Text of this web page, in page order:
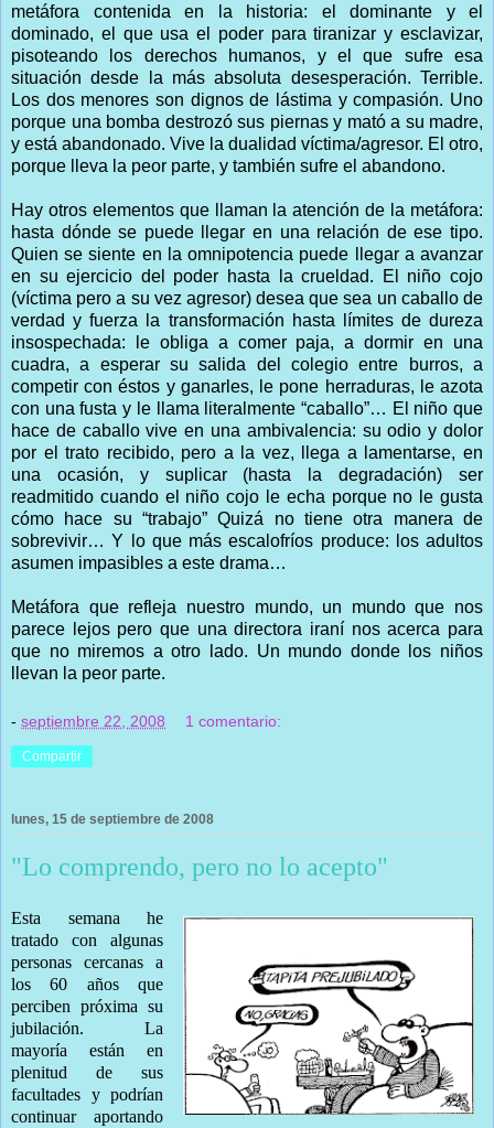
metáfora contenida en la historia: el dominante y el
dominado, el que usa el poder para tiranizar y esclavizar,
pisoteando los derechos humanos, y el que sufre esa
situación desde la más absoluta desesperación. Terrible.
Los dos menores son dignos de lástima y compasión. Uno
porque una bomba destrozó sus piernas y mató a su madre,
y está abandonado. Vive la dualidad víctima/agresor. El otro,
porque lleva la peor parte, y también sufre el abandono.
Hay otros elementos que llaman la atención de la metáfora:
hasta dónde se puede llegar en una relación de ese tipo.
Quien se siente en la omnipotencia puede llegar a avanzar
en su ejercicio del poder hasta la crueldad. El niño cojo
(víctima pero a su vez agresor) desea que sea un caballo de
verdad y fuerza la transformación hasta límites de dureza
insospechada: le obliga a comer paja, a dormir en una
cuadra, a esperar su salida del colegio entre burros, a
competir con éstos y ganarles, le pone herraduras, le azota
con una fusta y le llama literalmente “caballo”… El niño que
hace de caballo vive en una ambivalencia: su odio y dolor
por el trato recibido, pero a la vez, llega a lamentarse, en
una ocasión, y suplicar (hasta la degradación) ser
readmitido cuando el niño cojo le echa porque no le gusta
cómo hace su “trabajo” Quizá no tiene otra manera de
sobrevivir… Y lo que más escalofríos produce: los adultos
asumen impasibles a este drama…
Metáfora que refleja nuestro mundo, un mundo que nos
parece lejos pero que una directora iraní nos acerca para
que no miremos a otro lado. Un mundo donde los niños
llevan la peor parte.
- septiembre 22, 2008 1 comentario:
Compartir
lunes, 15 de septiembre de 2008
"Lo comprendo, pero no lo acepto"
Esta semana he
tratado con algunas
personas cercanas a
los 60 años que
perciben próxima su
jubilación. La
mayoría están en
plenitud de sus
facultades y podrían
continuar aportando